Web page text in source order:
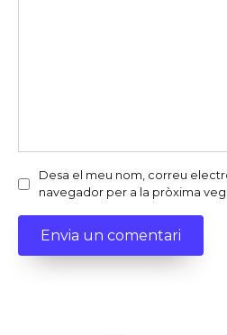
Desa el meu nom, correu
navegador per a la pròxima